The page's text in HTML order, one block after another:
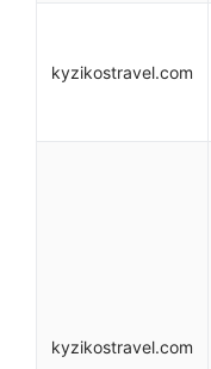
kyzikostravel.com
kyzikostravel.com